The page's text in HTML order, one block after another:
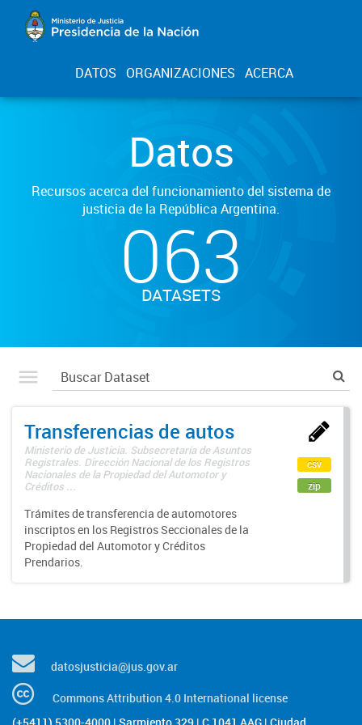
DATOS ORGANIZACIONES ACERCA
Datos
Recursos acerca del funcionamiento del sistema de
justicia de la República Argentina.
063
DATASETS
Transferencias de autos
Ministerio de Justicia. Subsecretaría de Asuntos
Registrales. Dirección Nacional de los Registros
Nacionales de la Propiedad del Automotor y
Créditos ...
Trámites de transferencia de automotores
inscriptos en los Registros Seccionales de la
Propiedad del Automotor y Créditos
Prendarios.
csv
zip
datosjusticia@jus.gov.ar
Commons Attribution 4.0 International license